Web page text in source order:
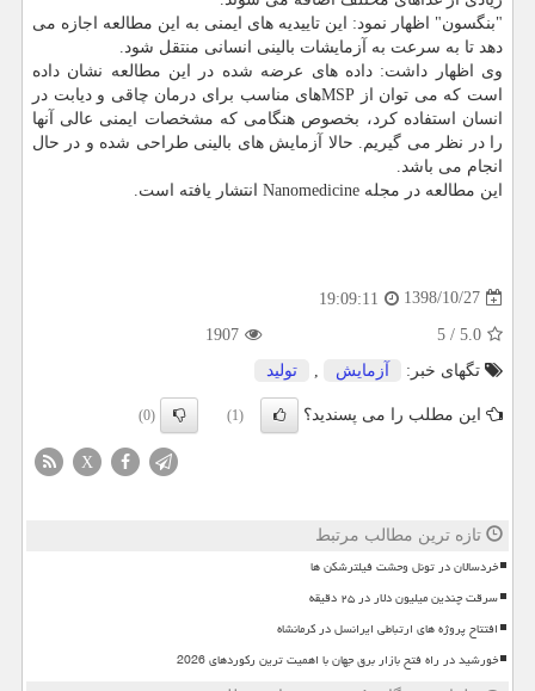
"بنگسون" اظهار نمود: این تاییدیه های ایمنی به این مطالعه اجازه می
دهد تا به سرعت به آزمایشات بالینی انسانی منتقل شود.
وی اظهار داشت: داده های عرضه شده در این مطالعه نشان داده
است كه می توان از MSPهای مناسب برای درمان چاقی و دیابت در
انسان استفاده كرد، بخصوص هنگامی كه مشخصات ایمنی عالی آنها
را در نظر می گیریم. حالا آزمایش های بالینی طراحی شده و در حال
انجام می باشد.
این مطالعه در مجله Nanomedicine انتشار یافته است.
1398/10/27
19:09:11
5.0
/
5
1907
تگهای خبر:
آزمایش , تولید
این مطلب را می پسندید؟ (1)
(0)
X
تازه ترین مطالب مرتبط
خردسالان در تونل وحشت فیلترشکن ها
سرقت چندین میلیون دلار در ۲۵ دقیقه
افتتاح پروژه های ارتباطی ایرانسل در کرمانشاه
خورشید در راه فتح بازار برق جهان با اهمیت ترین رکوردهای 2026